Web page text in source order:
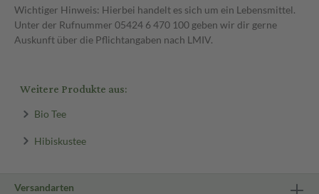
Wichtiger Hinweis: Hierbei handelt es sich um ein Lebensmittel.
Unter der Rufnummer 05424 6 470 100 geben wir dir gerne
Auskunft über die Pflichtangaben nach LMIV.
Weitere Produkte aus:
Bio Tee
Hibiskustee
Versandarten